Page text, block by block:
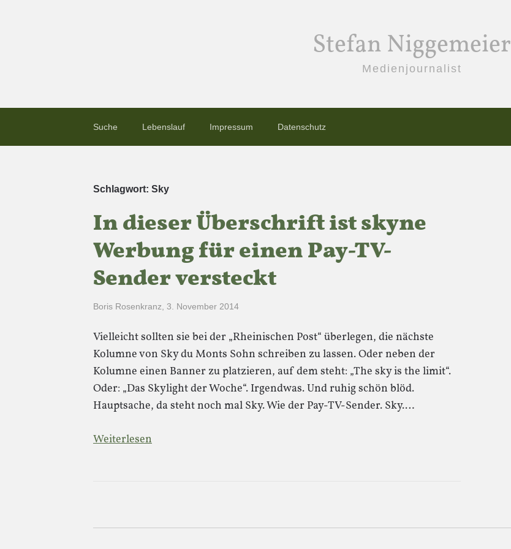
Stefan Niggemeier
Medienjournalist
Suche Lebenslauf Impressum Datenschutz
Schlagwort: Sky
In dieser Überschrift ist skyne
Werbung für einen Pay-TV-
Sender versteckt
Boris Rosenkranz 3. November 2014
Vielleicht sollten sie bei der „Rheinischen Post“ überlegen, die nächste
Kolumne von Sky du Monts Sohn schreiben zu lassen. Oder neben der
Kolumne einen Banner zu platzieren, auf dem steht: „The sky is the limit“.
Oder: „Das Skylight der Woche“. Irgendwas. Und ruhig schön blöd.
Hauptsache, da steht noch mal Sky. Wie der Pay-TV-Sender. Sky.…
Weiterlesen